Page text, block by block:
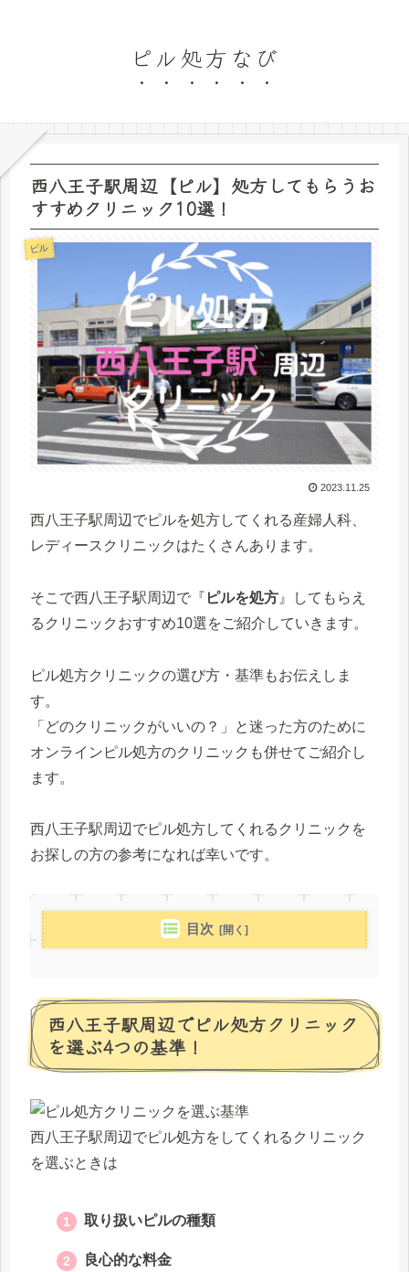
ピル処方なび
西八王子駅周辺【ピル】処方してもらうお
すすめクリニック10選！
ピル
2023.11.25
西八王子駅周辺でピルを処方してくれる産婦人科、
レディースクリニックはたくさんあります。
そこで西八王子駅周辺で『 ピルを処方 』してもらえ
るクリニックおすすめ10選をご紹介していきます。
ピル処方クリニックの選び方・基準もお伝えしま
す。
「どのクリニックがいいの？」と迷った方のために
オンラインピル処方のクリニックも併せてご紹介し
ます。
西八王子駅周辺でピル処方してくれるクリニックを
お探しの方の参考になれば幸いです。
目次
西八王子駅周辺でピル処方クリニック
を選ぶ4つの基準！
西八王子駅周辺でピル処方をしてくれるクリニック
を選ぶときは
取り扱いピルの種類
良心的な料金